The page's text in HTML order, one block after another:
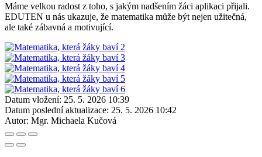
Máme velkou radost z toho, s jakým nadšením žáci aplikaci přijali.
EDUTEN u nás ukazuje, že matematika může být nejen užitečná,
ale také zábavná a motivující.
Datum vložení: 25. 5. 2026 10:39
Datum poslední aktualizace: 25. 5. 2026 10:42
Autor: Mgr. Michaela Kučová